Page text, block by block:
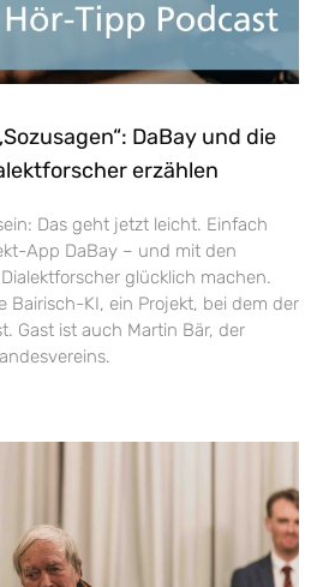
DaBay und die
erzählen
Das geht jetzt leicht. Einfach
App DaBay – und mit den
glücklich machen.
Bairisch-KI, ein Projekt, bei dem der
Gast ist auch Martin Bär, der